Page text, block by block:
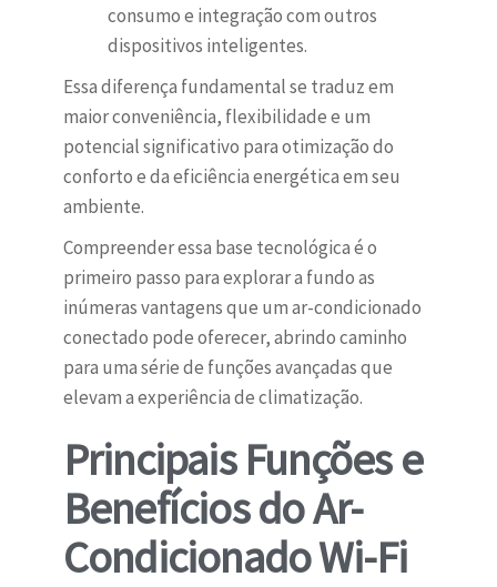
consumo e integração com outros
dispositivos inteligentes.
Essa diferença fundamental se traduz em
maior conveniência, flexibilidade e um
potencial significativo para otimização do
conforto e da eficiência energética em seu
ambiente.
Compreender essa base tecnológica é o
primeiro passo para explorar a fundo as
inúmeras vantagens que um ar-condicionado
conectado pode oferecer, abrindo caminho
para uma série de funções avançadas que
elevam a experiência de climatização.
Principais Funções e
Benefícios do Ar-
Condicionado Wi-Fi